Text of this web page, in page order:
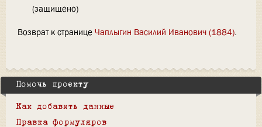
(защищено)
Возврат к странице Чаплыгин Василий Иванович (1884).
Помочь проекту
Как добавить данные
Правка формуляров